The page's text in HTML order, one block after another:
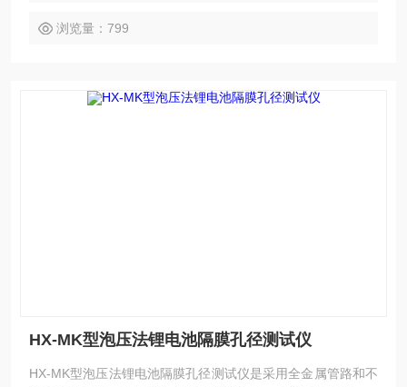
等行业。浏览量：799
HX-MK型泡压法锂电池隔膜孔径测试仪
HX-MK型泡压法锂电池隔膜孔径测试仪是采用全金属管路和不